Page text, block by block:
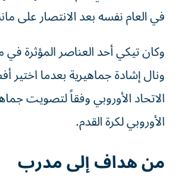
في العام نفسه بعد الانتصار على
وكان تيكي أحد العناصر المؤثرة في
ونال إشادة جماهيرية بعدما
الاتحاد الأوروبي وفقاً لتصويت
الأوروبي لكرة القدم.
من هداف إلى مدرب